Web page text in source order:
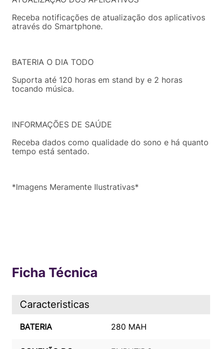
Receba notificações de atualização dos aplicativos
através do Smartphone.
BATERIA O DIA TODO
Suporta até 120 horas em stand by e 2 horas
tocando música.
INFORMAÇÕES DE SAÚDE
Receba dados como qualidade do sono e há quanto
tempo está sentado.
*Imagens Meramente Ilustrativas*
Ficha Técnica
Caracteristicas
BATERIA 280 MAH